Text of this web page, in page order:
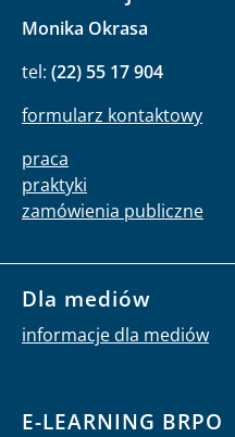
Monika Okrasa
tel: (22) 55 17 904
formularz kontaktowy
praca
praktyki
zamówienia publiczne
Dla mediów
informacje dla mediów
E-LEARNING BRPO